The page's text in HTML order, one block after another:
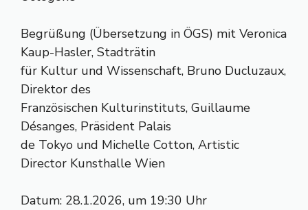
Begrüßung (Übersetzung in ÖGS) mit Veronica
Kaup-Hasler, Stadträtin
für Kultur und Wissenschaft, Bruno Ducluzaux,
Direktor des
Französischen Kulturinstituts, Guillaume
Désanges, Präsident Palais
de Tokyo und Michelle Cotton, Artistic
Director Kunsthalle Wien
Datum: 28.1.2026, um 19:30 Uhr